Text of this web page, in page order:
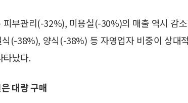
부관리(-32%), 미용실(-30%)의 매출 역시 감
(-38%), 양식(-38%) 등 자영업자 비중이 상대
타났다.
대량 구매